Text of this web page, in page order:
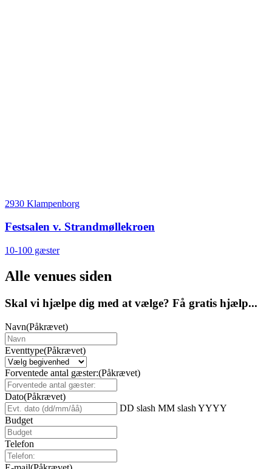
2930 Klampenborg
Festsalen v. Strandmøllekroen
10-100 gæster
Alle venues siden
Skal vi hjælpe dig med at vælge? Få gratis hjælp...
Navn(Påkrævet)
Eventtype(Påkrævet)
Forventede antal gæster:(Påkrævet)
Dato(Påkrævet)
DD slash MM slash YYYY
Budget
Telefon